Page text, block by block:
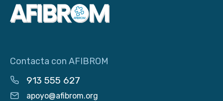
Contacta con AFIBROM
913 555 627
apoyo@afibrom.org